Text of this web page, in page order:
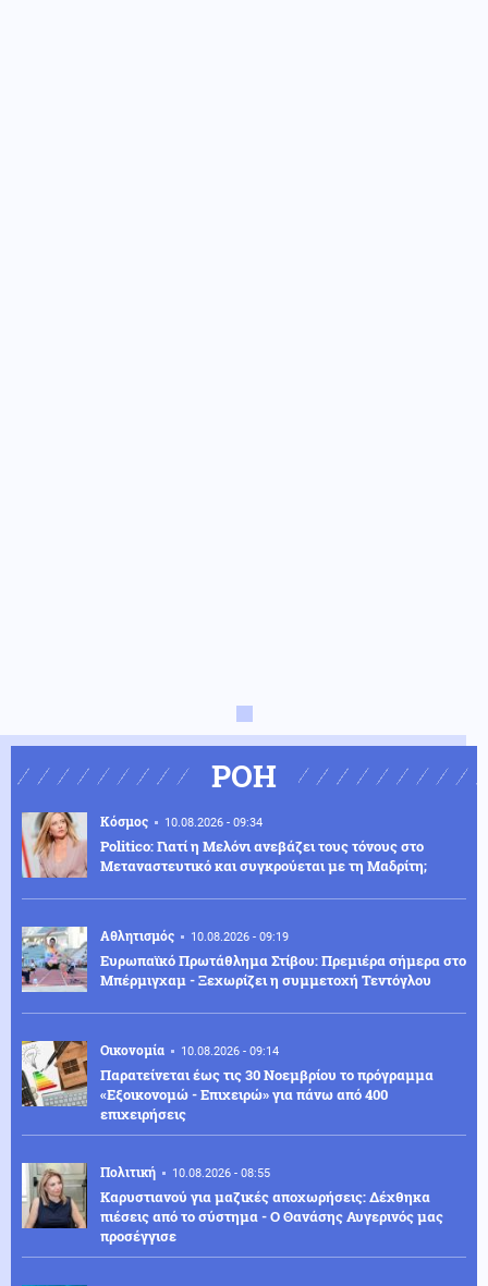
ΡΟΗ
Κόσμος 10.08.2026 - 09:34
Politico: Γιατί η Μελόνι ανεβάζει τους τόνους στο
Μεταναστευτικό και συγκρούεται με τη Μαδρίτη;
Αθλητισμός 10.08.2026 - 09:19
Ευρωπαϊκό Πρωτάθλημα Στίβου: Πρεμιέρα σήμερα στο
Μπέρμιγχαμ - Ξεχωρίζει η συμμετοχή Τεντόγλου
Οικονομία 10.08.2026 - 09:14
Παρατείνεται έως τις 30 Νοεμβρίου το πρόγραμμα
«Εξοικονομώ - Επιχειρώ» για πάνω από 400
επιχειρήσεις
Πολιτική 10.08.2026 - 08:55
Καρυστιανού για μαζικές αποχωρήσεις: Δέχθηκα
πιέσεις από το σύστημα - Ο Θανάσης Αυγερινός μας
προσέγγισε